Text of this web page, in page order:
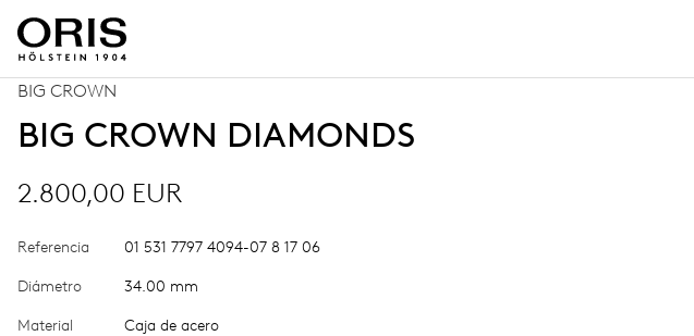
BIG CROWN
BIG CROWN DIAMONDS
2.800,00 EUR
Referencia 01 531 7797 4094-07 8 17 06
Diámetro 34.00 mm
Material Caja de acero